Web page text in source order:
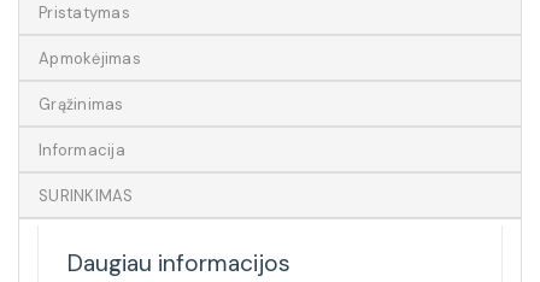
Pristatymas
Apmokėjimas
Grąžinimas
Informacija
SURINKIMAS
Daugiau informacijos